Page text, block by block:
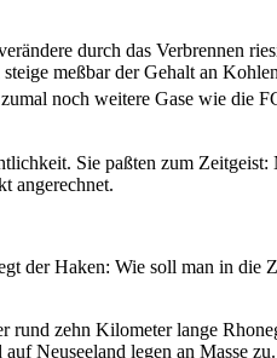
durch das Verbrennen
meßbar der Gehalt an
noch weitere Gase wie die
Sie paßten zum
angerechnet.
der Haken: Wie soll man in
zehn Kilometer lange
Neuseeland legen an Masse zu.